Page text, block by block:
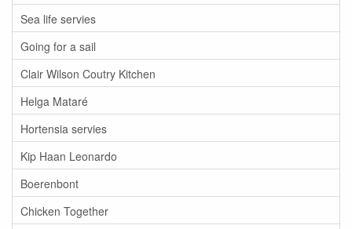
Sea life servies
Going for a sail
Clair Wilson Coutry Kitchen
Helga Mataré
Hortensia servies
Kip Haan Leonardo
Boerenbont
Chicken Together